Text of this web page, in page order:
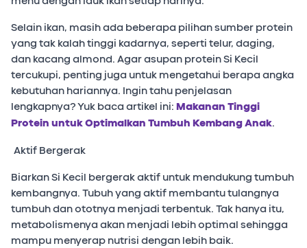
Selain ikan, masih ada beberapa pilihan sumber protein
yang tak kalah tinggi kadarnya, seperti telur, daging,
dan kacang almond. Agar asupan protein Si Kecil
tercukupi, penting juga untuk mengetahui berapa angka
kebutuhan hariannya. Ingin tahu penjelasan
lengkapnya? Yuk baca artikel ini: Makanan Tinggi
Protein untuk Optimalkan Tumbuh Kembang Anak.
Aktif Bergerak
Biarkan Si Kecil bergerak aktif untuk mendukung tumbuh
kembangnya. Tubuh yang aktif membantu tulangnya
tumbuh dan ototnya menjadi terbentuk. Tak hanya itu,
metabolismenya akan menjadi lebih optimal sehingga
mampu menyerap nutrisi dengan lebih baik.